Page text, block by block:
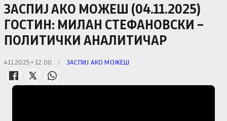
ЗАСПИЈ АКО МОЖЕШ (04.11.2025)
ГОСТИН: МИЛАН СТЕФАНОВСКИ –
ПОЛИТИЧКИ АНАЛИТИЧАР
4.11.2025 • 12:00 / ЗАСПИЈ АКО МОЖЕШ